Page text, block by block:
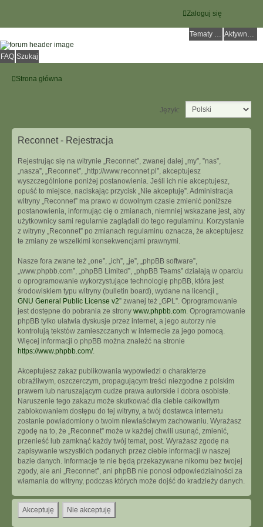
Zaloguj się
Tematy bez odpowiedzi Aktywne tematy
FAQ Szukaj
Strona główna
Język:
Reconnet - Rejestracja
Rejestrując się na witrynie „Reconnet”, zwanej dalej „my”, ”nas”,
„nasza”, „Reconnet”, „http://www.reconnet.pl”, akceptujesz
wyszczególnione poniżej postanowienia. Jeśli ich nie akceptujesz,
opuść to miejsce, naciskając przycisk „Nie akceptuję”. Administracja
witryny „Reconnet” ma prawo w dowolnym czasie zmienić poniższe
postanowienia, informując cię o zmianach, niemniej wskazane jest, aby
użytkownicy sami regularnie zaglądali do tego regulaminu. Korzystanie
z witryny „Reconnet” po zmianach regulaminu oznacza, że akceptujesz
te zmiany ze wszelkimi konsekwencjami prawnymi.
Nasze fora zwane też „one”, „ich”, „je”, „phpBB software”,
„www.phpbb.com”, „phpBB Limited”, „phpBB Teams” działają w oparciu
o oprogramowanie wykorzystujące technologię phpBB, która jest
środowiskiem typu witryny (bulletin board), wydane na licencji „
GNU General Public License v2” zwanej też „GPL”. Oprogramowanie
jest dostępne do pobrania ze strony www.phpbb.com. Oprogramowanie
phpBB tylko ułatwia dyskusje przez internet, a jego autorzy nie
kontrolują tekstów zamieszczanych w internecie za jego pomocą.
Więcej informacji o phpBB można znaleźć na stronie
https://www.phpbb.com/.
Akceptujesz zakaz publikowania wypowiedzi o charakterze
obraźliwym, oszczerczym, propagującym treści niezgodne z polskim
prawem lub naruszającym cudze prawa autorskie i dobra osobiste.
Naruszenie tego zakazu może skutkować dla ciebie całkowitym
zablokowaniem dostępu do tej witryny, a twój dostawca internetu
zostanie powiadomiony o twoim niewłaściwym zachowaniu. Wyrażasz
zgodę na to, że „Reconnet” może w każdej chwili usunąć, zmienić,
przenieść lub zamknąć każdy twój temat, post. Wyrażasz zgodę na
zapisywanie wszystkich podanych przez ciebie informacji w naszej
bazie danych. Informacje te nie będą przekazywane nikomu bez twojej
zgody, ale ani „Reconnet”, ani phpBB nie ponosi odpowiedzialności za
włamania do witryny, podczas których może dojść do kradzieży danych.